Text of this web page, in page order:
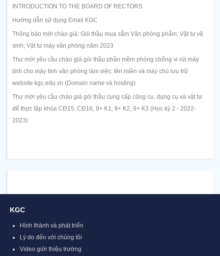
INTRODUCTION TO THE BOARD OF RECTORS
Hướng dẫn sử dụng Email KGC
Thông báo mời chào giá: Gói thầu mua sắm Văn phòng phẩm; Vật tư vệ
sinh; Vật tư máy văn phòng năm 2023
Thư mời yêu cầu chào giá gói thầu phần mềm phòng chống vi rút máy
tính cho máy tính văn phòng làm việc; tên miền và máy chủ lưu trữ
website kgc.edu.vn (Domain name và hosting)
Thư mời yêu cầu chào giá gói thầu cung cấp công cụ, dụng cụ và vật tư
để thực tập khóa CĐ15, CĐ16, 9+ K1, 9+ K2, 9+ K3 (Học kỳ 2 - 2022-
2023)
KGC
Hình thành và phát triển
Lý do đến với chúng tôi
Video giới thiệu trường